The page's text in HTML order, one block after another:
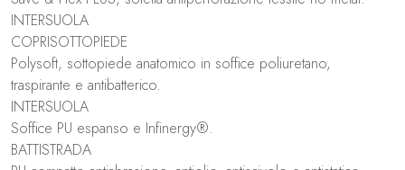
INTERSUOLA
COPRISOTTOPIEDE
Polysoft, sottopiede anatomico in soffice poliuretano,
traspirante e antibatterico.
INTERSUOLA
Soffice PU espanso e Infinergy®.
BATTISTRADA